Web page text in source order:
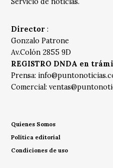
Director :
Gonzalo Patrone
Av.Colón 2855 9D
REGISTRO DNDA en
Prensa:
Comercial:
Quienes Somos
Política editorial
Condiciones de uso